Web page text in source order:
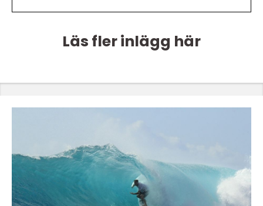
Läs fler inlägg här